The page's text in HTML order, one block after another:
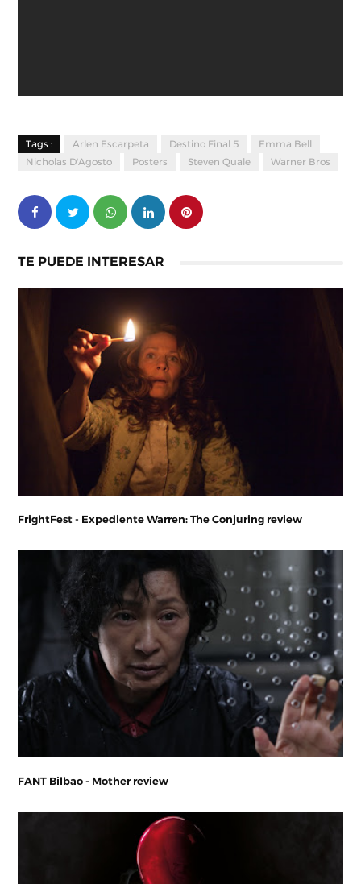
Tags : Arlen Escarpeta Destino Final 5
Emma Bell
Nicholas D'Agosto
Posters Steven Quale Warner Bros
TE PUEDE INTERESAR
FrightFest - Expediente Warren: The Conjuring review
FANT Bilbao - Mother review